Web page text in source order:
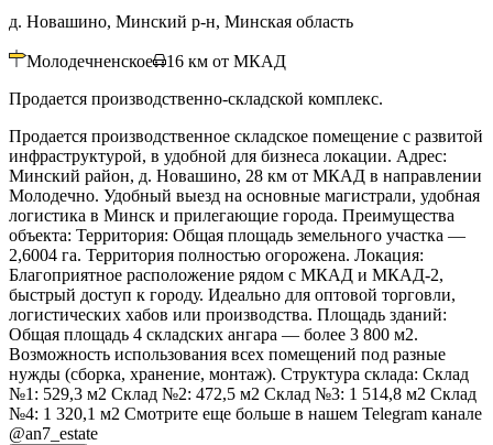
д. Новашино, Минский р-н, Минская область
Молодечненское 16 км от МКАД
Продается производственно-складской комплекс.
Продается производственное складское помещение с развитой
инфраструктурой, в удобной для бизнеса локации. Адрес:
Минский район, д. Новашино, 28 км от МКАД в направлении
Молодечно. Удобный выезд на основные магистрали, удобная
логистика в Минск и прилегающие города. Преимущества
объекта: Территория: Общая площадь земельного участка —
2,6004 га. Территория полностью огорожена. Локация:
Благоприятное расположение рядом с МКАД и МКАД-2,
быстрый доступ к городу. Идеально для оптовой торговли,
логистических хабов или производства. Площадь зданий:
Общая площадь 4 складских ангара — более 3 800 м2.
Возможность использования всех помещений под разные
нужды (сборка, хранение, монтаж). Структура склада: Склад
№1: 529,3 м2 Склад №2: 472,5 м2 Склад №3: 1 514,8 м2 Склад
№4: 1 320,1 м2 Смотрите еще больше в нашем Telegram канале
@an7_estate